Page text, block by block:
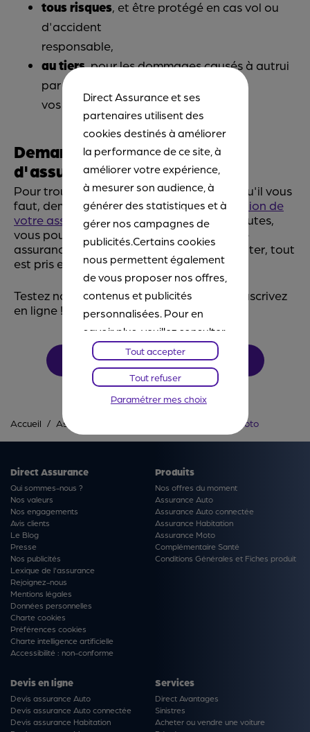
tous risques , et être protégé en cas vol ou
d'accident
responsable,
au tiers, pour les dommages causés à autrui
par vous-même ou un de
vos passagers.
Demandez une simulation
d'assurance deux roues
Pour trouver la formule assurance moto qu'il vous
faut, demandez gratuitementune estimation de
votre assurance en ligne. En quelques minutes,
vous pourrez ainsi calculer le tarif de votre
assurance moto. Grosse cylindrée ou scooter, tout
est pris en compte dans cette simulation.
Testez notre tarifen quelques clics
, et souscrivez
en ligne !
DEVIS EN LIGNE
Accueil Assurance moto Simulation assurance moto
Direct Assurance
Qui sommes-nous ?
Nos valeurs
Nos engagements
Avis clients
Le Blog
Presse
Nos publicités
Lexique de l'assurance
Rejoignez-nous
Mentions légales
Données personnelles
Charte cookies
Préférences cookies
Charte intelligence artificielle
Accessibilité : non-conforme
Produits
Nos offres du moment
Assurance Auto
Assurance Auto connectée
Assurance Habitation
Assurance Moto
Complémentaire Santé
Conditions Générales et Fiches produit
Devis en ligne
Devis assurance Auto
Devis assurance Auto connectée
Devis assurance Habitation
Services
Direct Avantages
Sinistres
Acheter ou vendre une voiture
Direct Assurance et ses
partenaires utilisent des
cookies destinés à améliorer
la performance de ce site, à
améliorer votre expérience,
à mesurer son audience, à
générer des statistiques et à
gérer nos campagnes de
publicités.Certains cookies
nous permettent également
de vous proposer nos offres,
contenus et publicités
personnalisées. Pour en
savoir plus, veuillez consulter
notre
Chartes Cookies
. Vous
pourrez à tout moment
paramétrer vos choix et
refuser certains cookies.
Tout accepter
Tout refuser
Paramétrer mes choix